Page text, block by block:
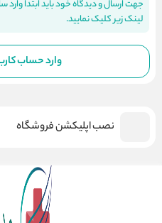
جهت ارسال و دیدگاه خود باید ابتدا
لینک زیر کلیک نمایید.
وارد حساب
نصب اپلیکشن فروشگاه